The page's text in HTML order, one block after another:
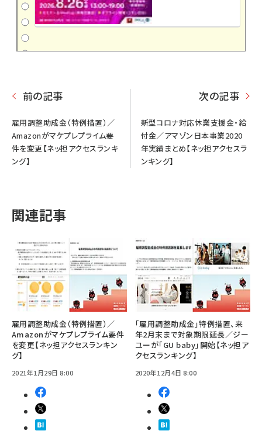
前の記事
雇用調整助成金（特例措置）／
Amazonがマケプレプライム要
件を変更【ネッ担アクセスランキ
ング】
次の記事
新型コロナ対応休業支援金・給
付金／アマゾン日本事業2020
年実績まとめ【ネッ担アクセスラ
ンキング】
関連記事
雇用調整助成金（特例措置）／
Amazonがマケプレプライム要件
を変更【ネッ担アクセスランキン
グ】
2021年1月29日 8:00
｢雇用調整助成金｣特例措置、来
年2月末まで対象期限延長／ジー
ユーが「GU baby」開始【ネッ担ア
クセスランキング】
2020年12月4日 8:00